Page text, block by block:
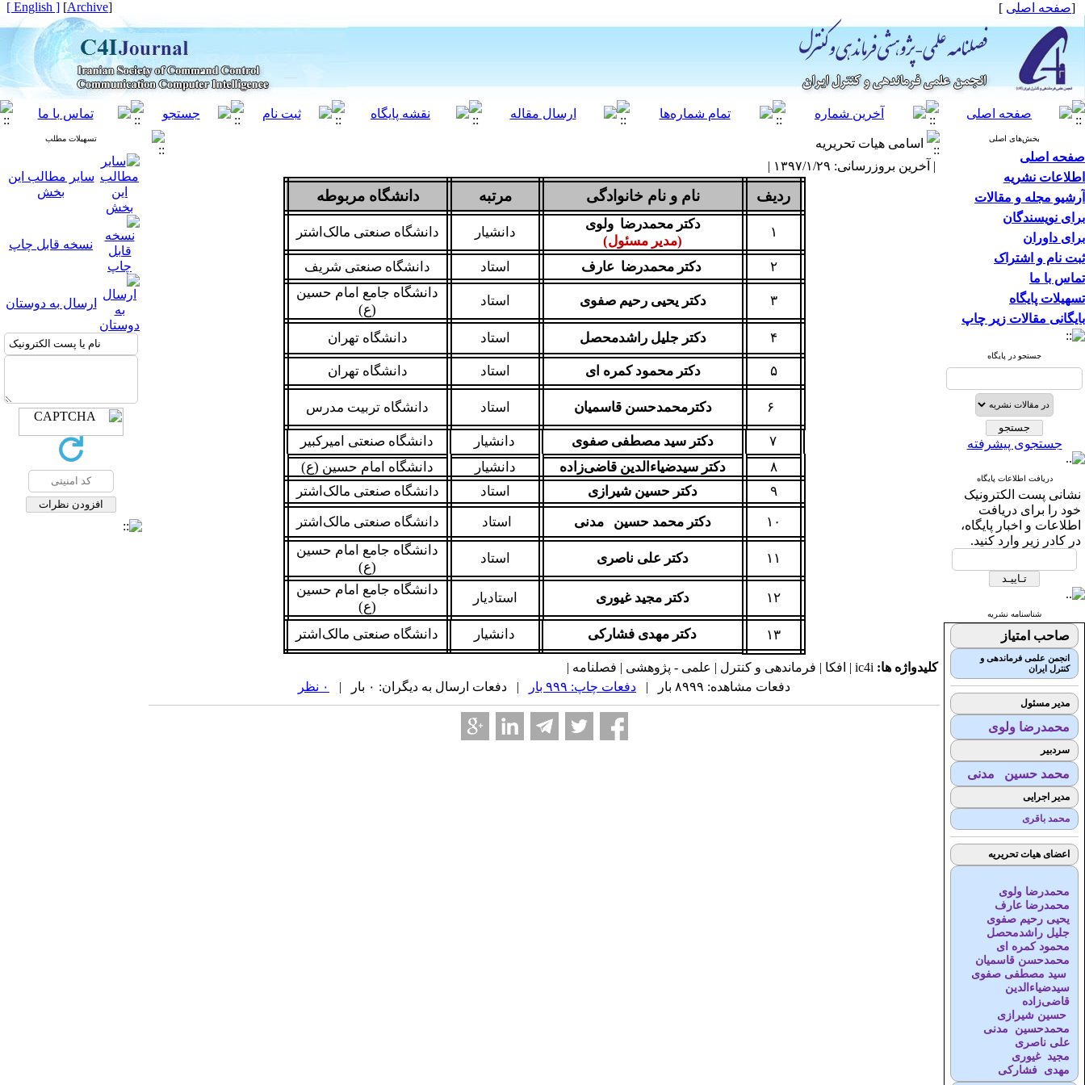
[صفحه اصلی ]
[
Archive
]
[ English ]
بخش‌های اصلی
صفحه اصلی
اطلاعات نشریه
آرشیو مجله و مقالات
برای نویسندگان
برای داوران
ثبت نام و اشتراک
تماس با ما
تسهیلات پایگاه
بایگانی مقالات زیر چاپ
جستجو در پایگاه
جستجوی پیشرفته
دریافت اطلاعات پایگاه
نشانی پست الکترونیک
خود را برای دریافت
اطلاعات و اخبار پایگاه،
در کادر زیر وارد کنید.
شناسنامه نشریه
صاحب امتیاز
انجمن علمی فرماندهی و
کنترل ایران
مدیر مسئول
محمدرضا ولوی
سردبیر
محمد حسین مدنی
مدیر اجرایی
محمد باقری
اعضای هیات تحریریه
محمدرضا ولوی
محمدرضا عارف
یحیی رحیم صفوی
جلیل راشدمحصل
محمود کمره ای
محمدحسن قاسمیان
سید مصطفی صفوی
سیدضیاء‌الدین
قاضی‌زاده
حسین شیرازی
محمدحسین مدنی
علی ناصری
مجید غیوری
مهدی فشارکی
اسامی هیات تحریریه
| آخرین بروزرسانی: ۱۳۹۷/۱/۲۹ |
ردیف نام و نام خانوادگی مرتبه دانشگاه مربوطه
۱
دکتر محمدرضا ولوی
(مدیر مسئول)
دانشیار دانشگاه صنعتی مالک‌اشتر
۲ دکتر محمدرضا عارف استاد دانشگاه صنعتی شریف
۳ دکتر یحیی رحیم صفوی استاد
دانشگاه جامع امام حسین
(ع)
۴
دکتر جلیل راشدمحصل استاد دانشگاه تهران
۵ دکتر محمود کمره ای استاد دانشگاه تهران
دکترمحمدحسن قاسمیان استاد دانشگاه تربیت مدرس
۷ دکتر سید مصطفی صفوی دانشیار دانشگاه صنعتی امیرکبیر
۸ دکتر سیدضیاء‌الدین قاضی‌زاده دانشیار
دانشگاه امام حسین (ع)
۹
دکتر حسین شیرازی استاد
دانشگاه صنعتی مالک‌اشتر
۱۰
دکتر محمد حسین مدنی استاد دانشگاه صنعتی مالک‌اشتر
۱۱ دکتر علی ناصری استاد
دانشگاه جامع امام حسین
(ع)
۱۲
دکتر مجید غیوری استادیار
دانشگاه جامع امام حسین
(ع)
۱۳
دکتر مهدی فشارکی دانشیار دانشگاه صنعتی مالک‌اشتر
تسهیلات مطلب
سایر مطالب این
بخش
نسخه قابل چاپ
ارسال به دوستان
کلیدواژه ها:
دفعات مشاهده: ۸۹۹۹ بار |
دفعات چاپ: ۹۹۹ بار | دفعات ارسال به دیگران: ۰ بار | ۰ نظر